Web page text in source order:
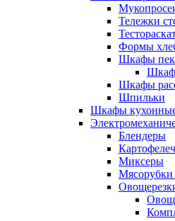
Тележки
Формы
Шкафы
Шкафы
Шпильки
Шкафы
Блендеры
Миксеры